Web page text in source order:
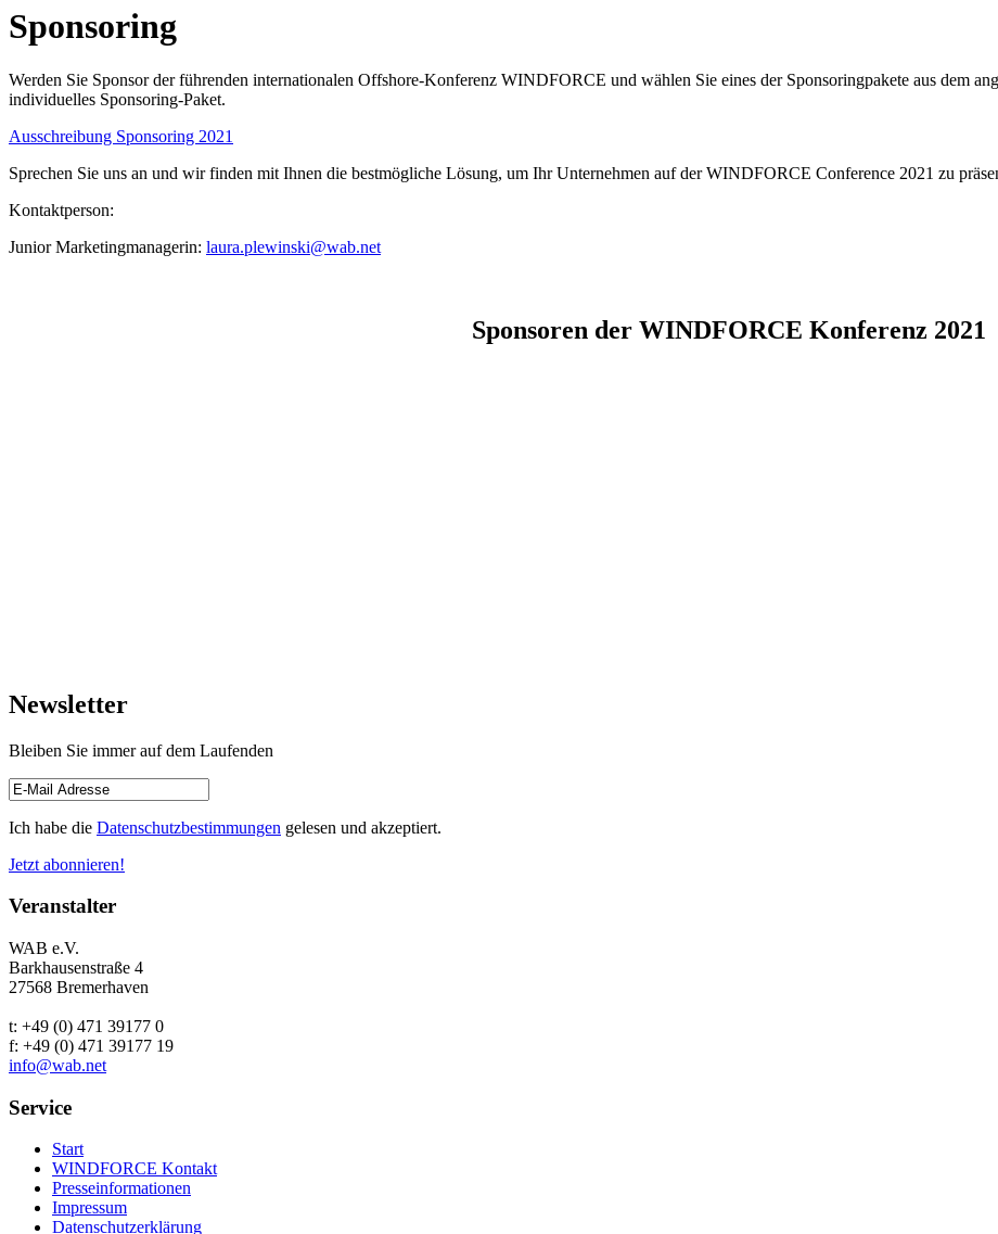
Sponsoring
Werden Sie Sponsor der führenden internationalen Offshore-Konferenz WINDFORCE und wählen Sie eines der Sponsoringpakete aus dem
individuelles Sponsoring-Paket.
Ausschreibung Sponsoring 2021
Sprechen Sie uns an und wir finden mit Ihnen die bestmögliche Lösung, um Ihr Unternehmen auf der WINDFORCE Conference 2021 zu
Kontaktperson:
Junior Marketingmanagerin: laura.plewinski@wab.net
Sponsoren der WINDFORCE Konferenz 2021
Newsletter
Bleiben Sie immer auf dem Laufenden
Ich habe die Datenschutzbestimmungen gelesen und akzeptiert.
Jetzt abonnieren!
Veranstalter
WAB e.V.
Barkhausenstraße 4
27568 Bremerhaven
t: +49 (0) 471 39177 0
f: +49 (0) 471 39177 19
info@wab.net
Service
Start
WINDFORCE Kontakt
Presseinformationen
Impressum
Datenschutzerklärung